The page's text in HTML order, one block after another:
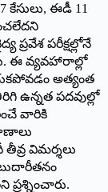
కేసులు, ఈడీ 11
ప్రవేశ పరీక్షల్లోనే
ఈ వ్యవహారాల్లో
అత్యంత
ఉన్నత పదవుల్లో
వారికి
విమర్శలు